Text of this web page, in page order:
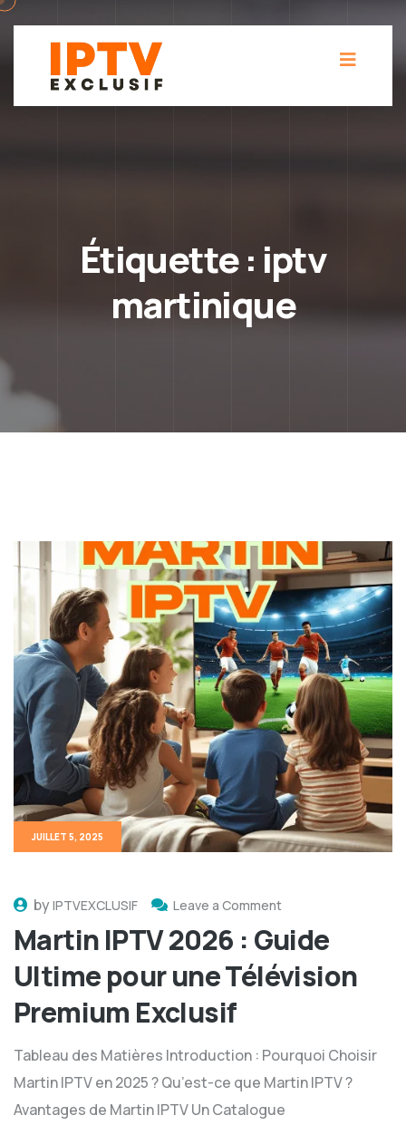
Étiquette : iptv
martinique
JUILLET 5, 2025
byIPTVEXCLUSIF Leave a Comment
Martin IPTV 2026 : Guide
Ultime pour une Télévision
Premium Exclusif
Tableau des Matières Introduction : Pourquoi Choisir
Martin IPTV en 2025 ? Qu’est-ce que Martin IPTV ?
Avantages de Martin IPTV Un Catalogue